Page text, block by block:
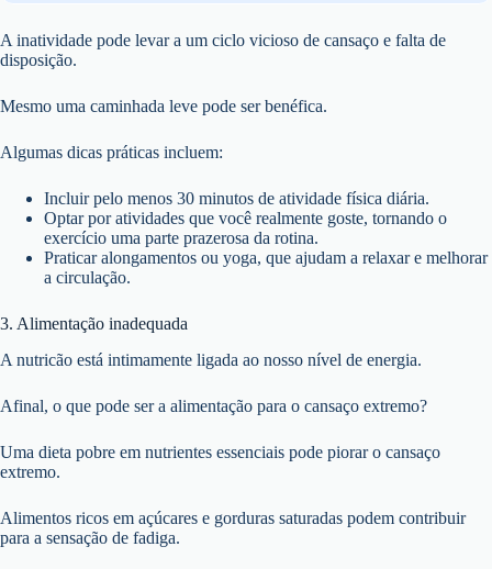
A inatividade pode levar a um ciclo vicioso de cansaço e falta de
disposição.
Mesmo uma caminhada leve pode ser benéfica.
Algumas dicas práticas incluem:
Incluir pelo menos 30 minutos de atividade física diária.
Optar por atividades que você realmente goste, tornando o
exercício uma parte prazerosa da rotina.
Praticar alongamentos ou yoga, que ajudam a relaxar e melhorar
a circulação.
3. Alimentação inadequada
A nutricão está intimamente ligada ao nosso nível de energia.
Afinal, o que pode ser a alimentação para o cansaço extremo?
Uma dieta pobre em nutrientes essenciais pode piorar o cansaço
extremo.
Alimentos ricos em açúcares e gorduras saturadas podem contribuir
para a sensação de fadiga.